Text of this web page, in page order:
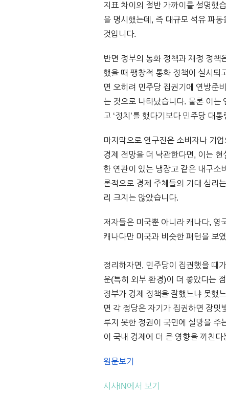
지표 차이의 절반 가까이를 설명했
을 명시했는데, 즉 대규모 석유 파
것입니다.
반면 정부의 통화 정책과 재정 정책
했을 때 팽창적 통화 정책이 실시되
면 오히려 민주당 집권기에 연방준
는 것으로 나타났습니다. 물론 이는
고 ‘정치’를 했다기보다 민주당 대
마지막으로 연구진은 소비자나 기
경제 전망을 더 낙관한다면, 이는
한 연관이 있는 냉장고 같은 내구소
론적으로 경제 주체들의 기대 심리
리 크지는 않았습니다.
저자들은 미국뿐 아니라 캐나다, 영
캐나다만 미국과 비슷한 패턴을 보
정리하자면, 민주당이 집권했을 때
운(특히 외부 환경)이 더 좋았다는
정부가 경제 정책을 잘했느냐 못했
면 각 정당은 자기가 집권하면 장밋
루지 못한 정권이 국민에 실망을 주
이 국내 경제에 더 큰 영향을 끼친
원문보기
시사IN에서 보기